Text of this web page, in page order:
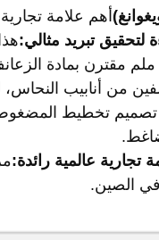
أهم علامة
لتحقيق تبريد مثالي:
تصميم تخطيط
تجارية عالمية رائدة:
في الصين.